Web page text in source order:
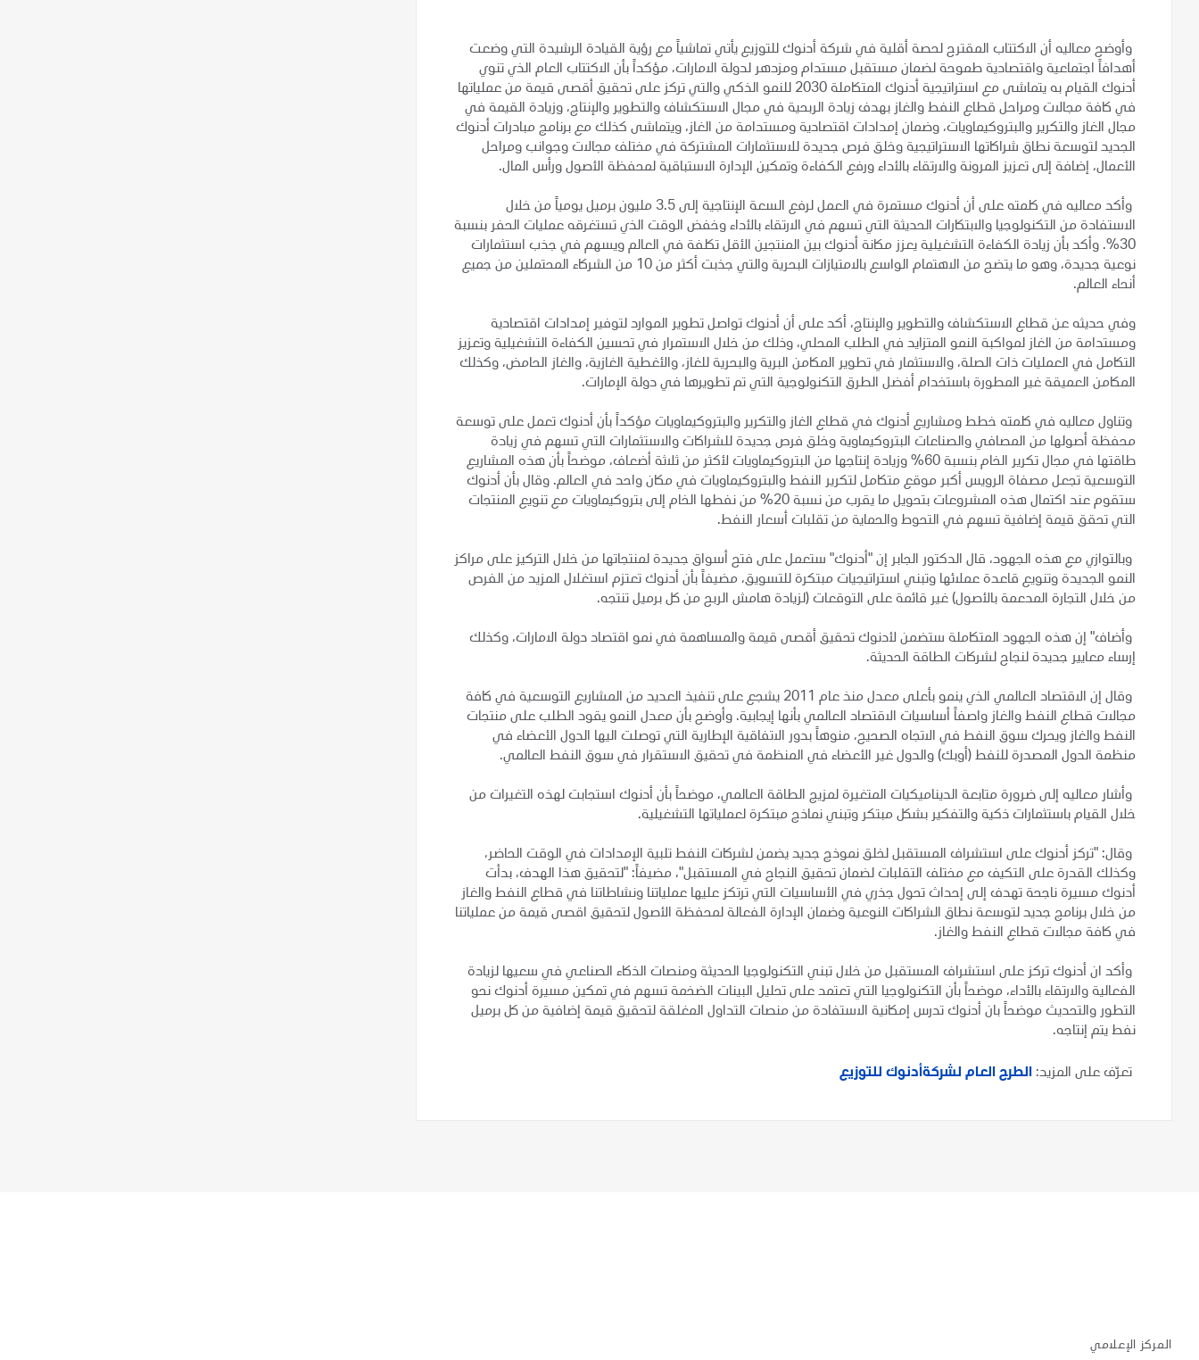
وأوضح معاليه أن الاكتتاب المقترح لحصة أقلية في شركة أدنوك للتوزيع يأتي تماشياً مع رؤية القيادة الرشيدة التي وضعت
أهدافاً اجتماعية واقتصادية طموحة لضمان مستقبل مستدام ومزدهر لدولة الامارات، مؤكداً بأن الاكتتاب العام الذي تنوي
أدنوك القيام به يتماشى مع استراتيجية أدنوك المتكاملة 2030 للنمو الذكي والتي تركز على تحقيق أقصى قيمة من عملياتها
في كافة مجالات ومراحل قطاع النفط والغاز بهدف زيادة الربحية في مجال الاستكشاف والتطوير والإنتاج، وزيادة القيمة في
مجال الغاز والتكرير والبتروكيماويات، وضمان إمدادات اقتصادية ومستدامة من الغاز، ويتماشى كذلك مع برنامج مبادرات أدنوك
الجديد لتوسعة نطاق شراكاتها الاستراتيجية وخلق فرص جديدة للاستثمارات المشتركة في مختلف مجالات وجوانب ومراحل
الأعمال، إضافة إلى تعزيز المرونة والارتقاء بالأداء ورفع الكفاءة وتمكين الإدارة الاستباقية لمحفظة الأصول ورأس المال.
وأكد معاليه في كلمته على أن أدنوك مستمرة في العمل لرفع السعة الإنتاجية إلى 3.5 مليون برميل يومياً من خلال
الاستفادة من التكنولوجيا والابتكارات الحديثة التي تسهم في الارتقاء بالأداء وخفض الوقت الذي تستغرقه عمليات الحفر بنسبة
30%. وأكد بأن زيادة الكفاءة التشغيلية يعزز مكانة أدنوك بين المنتجين الأقل تكلفة في العالم ويسهم في جذب استثمارات
نوعية جديدة، وهو ما يتضح من الاهتمام الواسع بالامتيازات البحرية والتي جذبت أكثر من 10 من الشركاء المحتملين من جميع
أنحاء العالم.
وفي حديثه عن قطاع الاستكشاف والتطوير والإنتاج، أكد على أن أدنوك تواصل تطوير الموارد لتوفير إمدادات اقتصادية
ومستدامة من الغاز لمواكبة النمو المتزايد في الطلب المحلي، وذلك من خلال الاستمرار في تحسين الكفاءة التشغيلية وتعزيز
التكامل في العمليات ذات الصلة، والاستثمار في تطوير المكامن البرية والبحرية للغاز، والأغطية الغازية، والغاز الحامض، وكذلك
المكامن العميقة غير المطورة باستخدام أفضل الطرق التكنولوجية التي تم تطويرها في دولة الإمارات.
وتناول معاليه في كلمته خطط ومشاريع أدنوك في قطاع الغاز والتكرير والبتروكيماويات مؤكداً بأن أدنوك تعمل على توسعة
محفظة أصولها من المصافي والصناعات البتروكيماوية وخلق فرص جديدة للشراكات والاستثمارات التي تسهم في زيادة
طاقتها في مجال تكرير الخام بنسبة 60% وزيادة إنتاجها من البتروكيماويات لأكثر من ثلاثة أضعاف، موضحاً بأن هذه المشاريع
التوسعية تجعل مصفاة الرويس أكبر موقع متكامل لتكرير النفط والبتروكيماويات في مكان واحد في العالم. وقال بأن أدنوك
ستقوم عند اكتمال هذه المشروعات بتحويل ما يقرب من نسبة 20% من نفطها الخام إلى بتروكيماويات مع تنويع المنتجات
التي تحقق قيمة إضافية تسهم في التحوط والحماية من تقلبات أسعار النفط.
وبالتوازي مع هذه الجهود، قال الدكتور الجابر إن "أدنوك" ستعمل على فتح أسواق جديدة لمنتجاتها من خلال التركيز على مراكز
النمو الجديدة وتنويع قاعدة عملائها وتبني استراتيجيات مبتكرة للتسويق، مضيفاً بأن أدنوك تعتزم استغلال المزيد من الفرص
من خلال التجارة المدعمة بالأصول) غير قائمة على التوقعات (لزيادة هامش الربح من كل برميل تنتجه.
وأضاف" إن هذه الجهود المتكاملة ستضمن لأدنوك تحقيق أقصى قيمة والمساهمة في نمو اقتصاد دولة الامارات، وكذلك
إرساء معايير جديدة لنجاح لشركات الطاقة الحديثة.
وقال إن الاقتصاد العالمي الذي ينمو بأعلى معدل منذ عام 2011 يشجع على تنفيذ العديد من المشاريع التوسعية في كافة
مجالات قطاع النفط والغاز واصفاً أساسيات الاقتصاد العالمي بأنها إيجابية. وأوضح بأن معدل النمو يقود الطلب على منتجات
النفط والغاز ويحرك سوق النفط في الاتجاه الصحيح، منوهاً بدور الاتفاقية الإطارية التي توصلت اليها الدول الأعضاء في
منظمة الدول المصدرة للنفط (أوبك) والدول غير الأعضاء في المنظمة في تحقيق الاستقرار في سوق النفط العالمي.
وأشار معاليه إلى ضرورة متابعة الديناميكيات المتغيرة لمزيج الطاقة العالمي، موضحاً بأن أدنوك استجابت لهذه التغيرات من
خلال القيام باستثمارات ذكية والتفكير بشكل مبتكر وتبني نماذج مبتكرة لعملياتها التشغيلية.
وقال: "تركز أدنوك على استشراف المستقبل لخلق نموذج جديد يضمن لشركات النفط تلبية الإمدادات في الوقت الحاضر،
وكذلك القدرة على التكيف مع مختلف التقلبات لضمان تحقيق النجاح في المستقبل"، مضيفاً: "لتحقيق هذا الهدف، بدأت
أدنوك مسيرة ناجحة تهدف إلى إحداث تحول جذري في الأساسيات التي ترتكز عليها عملياتنا ونشاطاتنا في قطاع النفط والغاز
من خلال برنامج جديد لتوسعة نطاق الشراكات النوعية وضمان الإدارة الفعالة لمحفظة الأصول لتحقيق اقصى قيمة من عملياتنا
في كافة مجالات قطاع النفط والغاز.
وأكد ان أدنوك تركز على استشراف المستقبل من خلال تبني التكنولوجيا الحديثة ومنصات الذكاء الصناعي في سعيها لزيادة
الفعالية والارتقاء بالأداء، موضحاً بأن التكنولوجيا التي تعتمد على تحليل البينات الضخمة تسهم في تمكين مسيرة أدنوك نحو
التطور والتحديث موضحاً بان أدنوك تدرس إمكانية الاستفادة من منصات التداول المغلقة لتحقيق قيمة إضافية من كل برميل
نفط يتم إنتاجه.
تعرّف على المزيد: الطرح العام لشركةأدنوك للتوزيع
المركز الإعلامي